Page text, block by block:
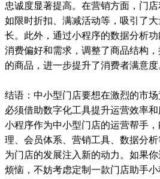
忠诚度显著提高。在营销方面，门店
如限时折扣、满减活动等，吸引了
长。此外，通过小程序的数据分析
消费偏好和需求，调整了商品结构
的商品，进一步提升了消费者满意度
结语：中小型门店要想在激烈的市
必须借助数字化工具提升运营效率
小程序作为中小型门店的运营帮手
理、会员体系、营销工具、数据分析
为门店的发展注入新的动力。如果
烦恼，不妨考虑定制一款门店助手